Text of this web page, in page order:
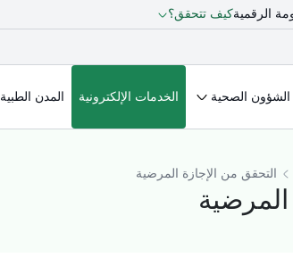
الرقميةكيف تتحقق؟
الصحية الخدمات الإلكترونية المدن الطبية
التحقق من الإجازة المرضية